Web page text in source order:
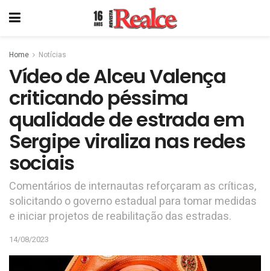
Home Notícias
Vídeo de Alceu Valença
criticando péssima
qualidade de estrada em
Sergipe viraliza nas redes
sociais
Comentários de internautas reforçaram as críticas,
solicitando o governo estadual para tomar medidas
e iniciar projetos de reabilitação das estradas.
14/08/2023